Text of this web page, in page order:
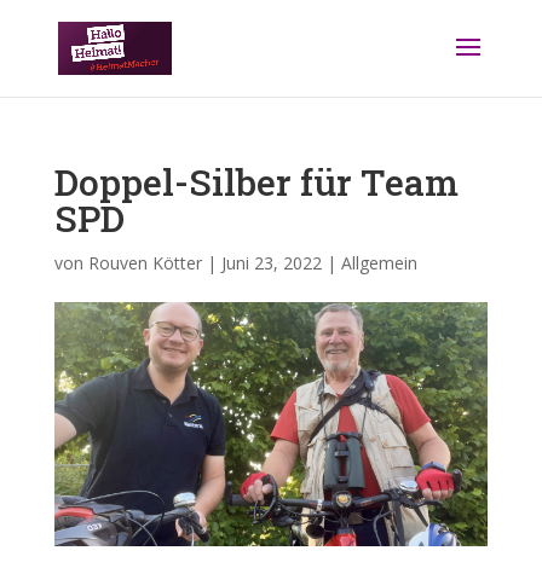
Doppel-Silber für Team
SPD
von Rouven Kötter| Juni 23, 2022| Allgemein